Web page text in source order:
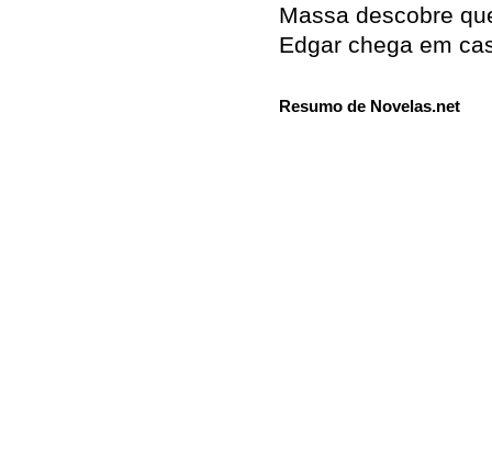
Massa descobre
Edgar chega em
Resumo de Novelas.net